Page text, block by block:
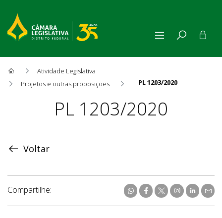
Atividade Legislativa
Projetos e outras proposições
PL 1203/2020
ProposiçãoPL 1203/2020
Voltar
Compartilhe: